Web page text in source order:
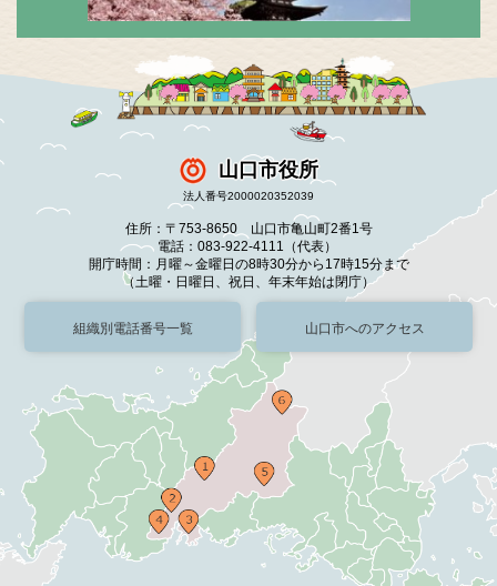
山口市役所
法人番号2000020352039
住所：〒753-8650 山口市亀山町2番1号
電話：083-922-4111（代表）
開庁時間：月曜～金曜日の8時30分から17時15分まで
（土曜・日曜日、祝日、年末年始は閉庁）
組織別電話番号一覧 山口市へのアクセス